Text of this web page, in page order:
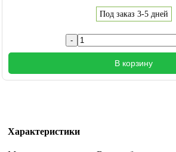
Под заказ 3-5 дней
В корзину
Характеристики